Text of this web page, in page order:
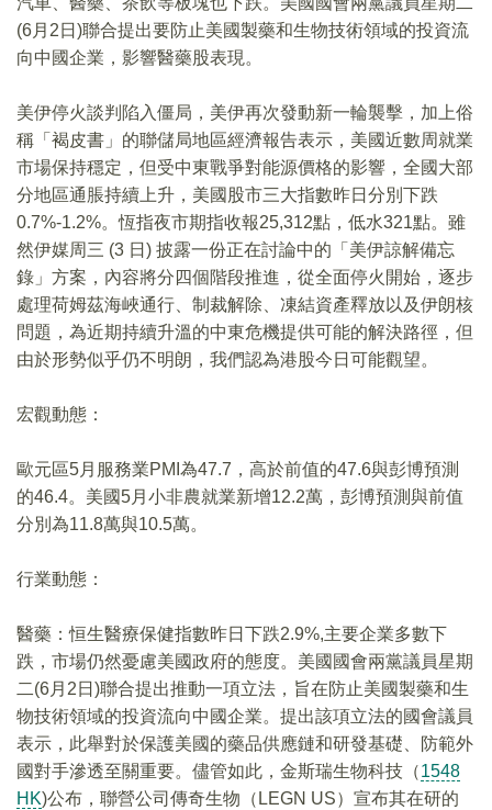
(6月2日)聯合提出要防止美國製藥和生物技術領域的投資流
向中國企業，影響醫藥股表現。
美伊停火談判陷入僵局，美伊再次發動新一輪襲擊，加上俗
稱「褐皮書」的聯儲局地區經濟報告表示，美國近數周就業
市場保持穩定，但受中東戰爭對能源價格的影響，全國大部
分地區通脹持續上升，美國股市三大指數昨日分別下跌
0.7%-1.2%。恆指夜市期指收報25,312點，低水321點。雖
然伊媒周三 (3 日) 披露一份正在討論中的「美伊諒解備忘
錄」方案，內容將分四個階段推進，從全面停火開始，逐步
處理荷姆茲海峽通行、制裁解除、凍結資產釋放以及伊朗核
問題，為近期持續升溫的中東危機提供可能的解決路徑，但
由於形勢似乎仍不明朗，我們認為港股今日可能觀望。
宏觀動態：
歐元區5月服務業PMI為47.7，高於前值的47.6與彭博預測
的46.4。美國5月小非農就業新增12.2萬，彭博預測與前值
分別為11.8萬與10.5萬。
行業動態：
醫藥：恒生醫療保健指數昨日下跌2.9%,主要企業多數下
跌，市場仍然憂慮美國政府的態度。美國國會兩黨議員星期
二(6月2日)聯合提出推動一項立法，旨在防止美國製藥和生
物技術領域的投資流向中國企業。提出該項立法的國會議員
表示，此舉對於保護美國的藥品供應鏈和研發基礎、防範外
國對手滲透至關重要。儘管如此，金斯瑞生物科技（1548
HK)公布，聯營公司傳奇生物（LEGN US）宣布其在研的